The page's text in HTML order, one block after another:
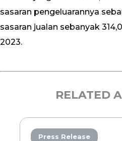
sasaran pengeluarannya
sasaran jualan sebanyak
2023.
RELATED
Press Release